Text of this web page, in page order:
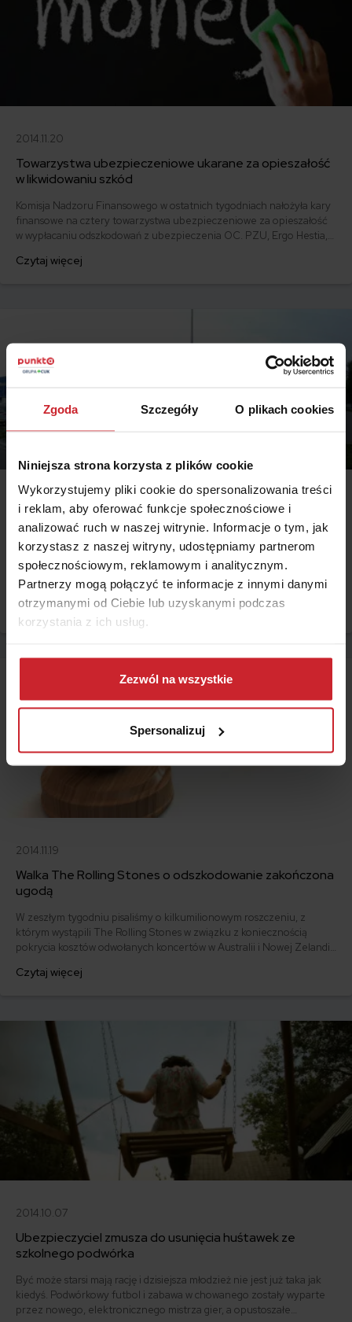
Zgoda Szczegóły O plikach cookies
Niniejsza strona korzysta z plików cookie
Wykorzystujemy pliki cookie do spersonalizowania treści
i reklam, aby oferować funkcje społecznościowe i
analizować ruch w naszej witrynie. Informacje o tym, jak
korzystasz z naszej witryny, udostępniamy partnerom
społecznościowym, reklamowym i analitycznym.
Partnerzy mogą połączyć te informacje z innymi danymi
otrzymanymi od Ciebie lub uzyskanymi podczas
korzystania z ich usług.
Dowiedz się więcej na temat tego, kim jesteśmy, jak
można się z nami skontaktować i w jaki sposób
przetwarzamy dane osobowe w ramachPolityki
Zezwól na wszystkie
Spersonalizuj
2014.11.20
Towarzystwa ubezpieczeniowe ukarane za opieszałość
w likwidowaniu szkód
Komisja Nadzoru Finansowego w ostatnich tygodniach nałożyła kary
finansowe na cztery towarzystwa ubezpieczeniowe za opieszałość
w wypłacaniu odszkodowań z ubezpieczenia OC. PZU, Ergo Hestia,
grzywny.
Czytaj więcej
2014.10.10
Od mebli po ubezpieczenie, czyli polisa z Ikei
Co to za miejsce? Można tam kupić meble do salonu, ogrodową
altankę, artykuły gospodarstwa domowego i… ubezpieczenia dla
dzieci i kobiet w ciąży. Tendencja do tworzenia ogromnych centrów
handlowych, w których można kupić wszystko – od produktów
pierwszej potrzeby, przez sprzęty RTV i AGD, materiały budowlane i
Czytaj więcej
2014.11.19
Walka The Rolling Stones o odszkodowanie zakończona
ugodą
W zeszłym tygodniu pisaliśmy o kilkumilionowym roszczeniu, z
którym wystąpili The Rolling Stones w związku z koniecznością
pokrycia kosztów odwołanych koncertów w Australii i Nowej Zelandii.
względu na wątpliwości dotyczące okoliczności, które doprowadziły
Czytaj więcej
2014.10.07
Ubezpieczyciel zmusza do usunięcia huśtawek ze
szkolnego podwórka
Być może starsi mają rację i dzisiejsza młodzież nie jest już taka jak
kiedyś. Podwórkowy futbol i zabawa w chowanego zostały wyparte
przez nowego, elektronicznego mistrza gier, a opustoszałe